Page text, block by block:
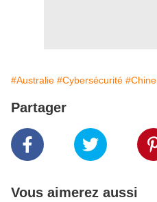
#Australie #Cybersécurité #Chine
Partager
Vous aimerez aussi